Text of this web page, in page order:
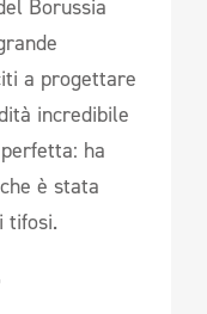
Borussia
a progettare
incredibile
ha
è stata
tifosi.